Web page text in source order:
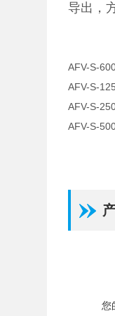
导出，
AFV-S-
AFV-S-
AFV-S-
AFV-S-
您